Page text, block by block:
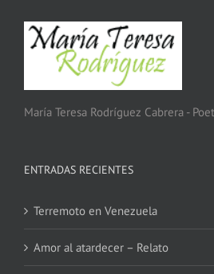
María Teresa Rodríguez Cabrera -
ENTRADAS RECIENTES
Terremoto en Venezuela
Amor al atardecer – Relato